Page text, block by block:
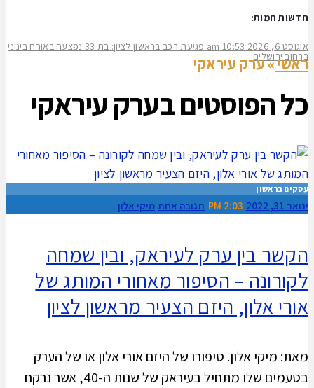
חדשות חמות:
אוגוסט 6, 2026 10:53 am פגיעת רכב בראשון לציון: בת 33 נפצעה באורח בינוני
ברחוב ירושלים
ראשי»ערק עיראקי
כל הפוסטים בערק עיראקי
עסקים בראשון
ינואר 31, 2022 2:03 PM תגובה אחת מיקי אלון
הקשר בין ערק לעיראק, ובין שמחה
לקורונה – הסיפור מאחורי המותג של
אורי אלון, היזם הצעיר מראשון לציון
מאת: מיקי אלון. סיפורו של היזם אורי אלון או של הערק
בטעמים שלו מתחיל בעיראק של שנות ה-40, אשר נרקח